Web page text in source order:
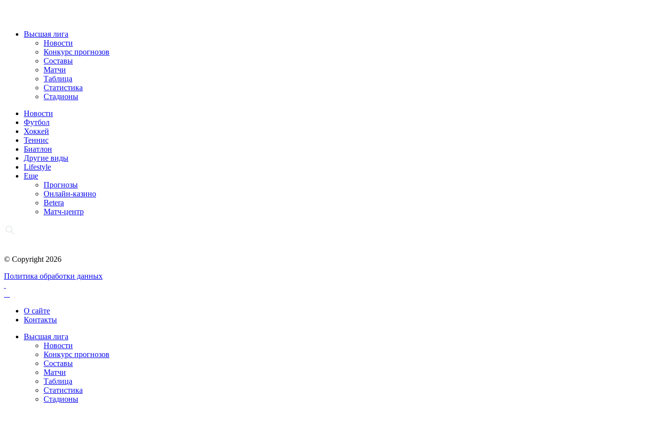
Высшая лига
Новости
Конкурс прогнозов
Составы
Матчи
Таблица
Статистика
Стадионы
Новости
Футбол
Хоккей
Теннис
Биатлон
Другие виды
Lifestyle
Еще
Прогнозы
Онлайн-казино
Betera
Матч-центр
© Copyright 2026
Политика обработки данных
О сайте
Контакты
Высшая лига
Новости
Конкурс прогнозов
Составы
Матчи
Таблица
Статистика
Стадионы